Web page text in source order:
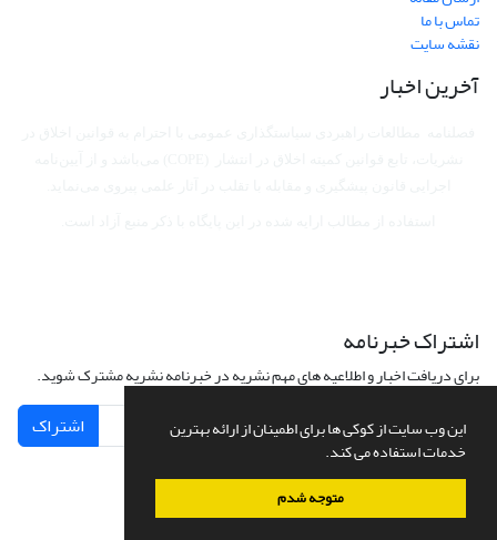
این وب سایت از کوکی ها برای اطمینان از ارائه بهترین
خدمات استفاده می کند.
متوجه شدم
تماس با ما
نقشه سایت
آخرین اخبار
اشتراک خبرنامه
برای دریافت اخبار و اطلاعیه های مهم نشریه در خبرنامه نشریه مشترک شوید.
اشتراک
سامانه مدیریت نشریات علمی.طراحی و پیاده سازی ازسیناوب